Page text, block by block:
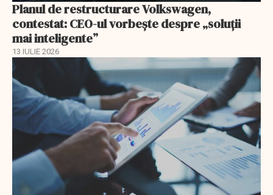
Planul de restructurare Volkswagen,
contestat: CEO-ul vorbește despre „soluții
mai inteligente”
13 IULIE 2026